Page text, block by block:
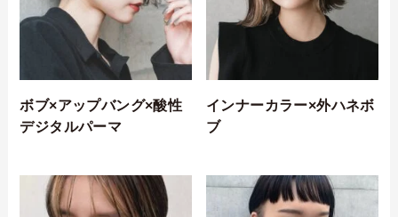
ボブ×アップバング×酸性
デジタルパーマ
インナーカラー×外ハネボ
ブ